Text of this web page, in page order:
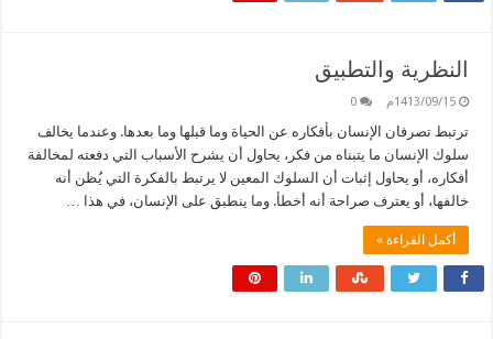
النظرية والتطبيق
1413/09/15م 0
ترتبط تصرفان الإنسان بأفكاره عن الحياة وما قبلها وما بعدها. وعندما يخالف
سلوك الإنسان ما يتبناه من فكر، يحاول أن يشرح الأسباب التي دفعته لمخالفة
أفكاره، أو يحاول إثبات أن السلوك المعين لا يرتبط بالفكرة التي يُظن أنه
خالفها، أو يعترف صراحة أنه أخطأ. وما ينطبق على الإنسان، في هذا …
أكمل القراءة »